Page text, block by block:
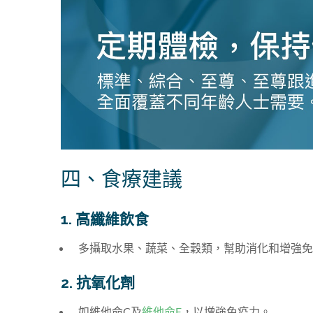
四、食療建議
1. 高纖維飲食
多攝取水果、蔬菜、全穀類，幫助消化和增強
2. 抗氧化劑